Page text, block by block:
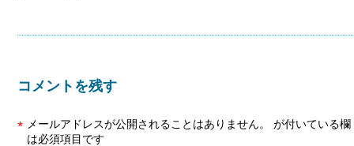
コメントを残す
メールアドレスが公開されることはありません。
*
が付いている欄
は必須項目です